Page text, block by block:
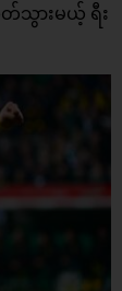
သွားမယ့် ရီး